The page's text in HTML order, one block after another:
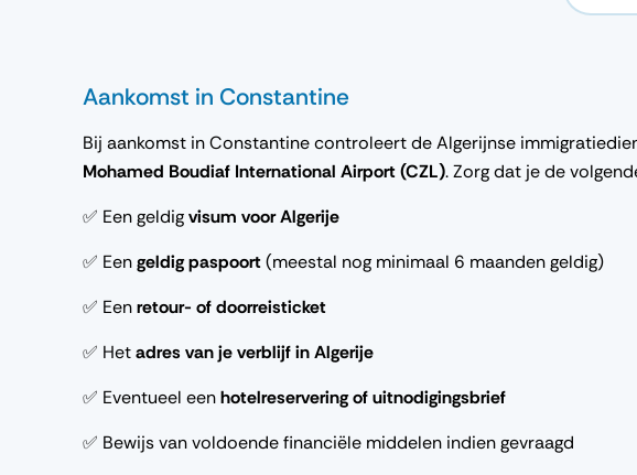
Aankomst in Constantine
Bij aankomst in Constantine controleert de Algerijnse
Mohamed Boudiaf International Airport (CZL). Zorg dat je de
✅ Een geldigvisum voor Algerije
✅ Eengeldig paspoort(meestal nog minimaal 6 maanden geldig)
✅ Eenretour- of doorreisticket
✅ Hetadres van je verblijf in Algerije
✅ Eventueel eenhotelreservering of uitnodigingsbrief
✅ Bewijs van voldoende financiële middelen indien gevraagd